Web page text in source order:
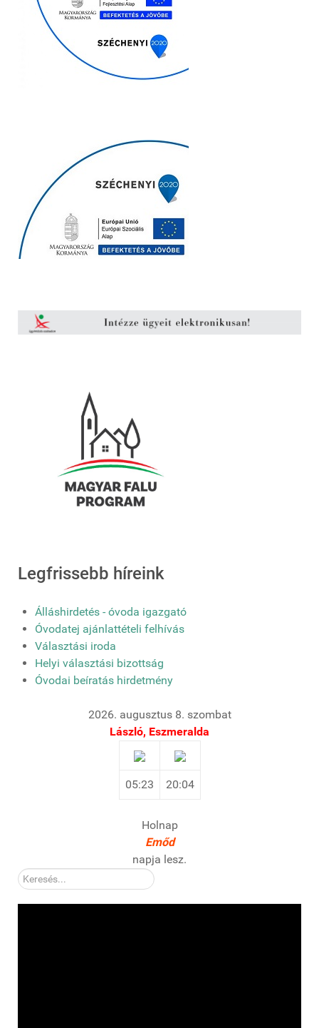
Legfrissebb híreink
Álláshirdetés - óvoda igazgató
Óvodatej ajánlattételi felhívás
Választási iroda
Helyi választási bizottság
Óvodai beíratás hirdetmény
2026. augusztus 8. szombat
László, Eszmeralda
05:23 20:04
Holnap
Emőd
napja lesz.
Kereső: